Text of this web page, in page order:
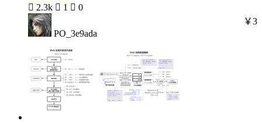
 2.3k  1  0
PO_3e9ada
￥3